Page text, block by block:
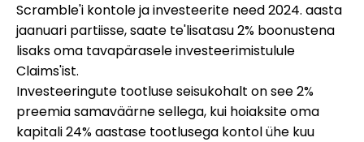
Scramble'i kontole ja investeerite need 2024. aasta
jaanuari partiisse, saate te'lisatasu 2% boonustena
lisaks oma tavapärasele investeerimistulule
Claims'ist.
Investeeringute tootluse seisukohalt on see 2%
preemia samaväärne sellega, kui hoiaksite oma
kapitali 24% aastase tootlusega kontol ühe kuu